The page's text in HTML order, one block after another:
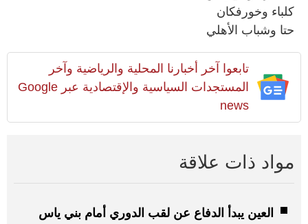
كلباء وخورفكان
حتا وشباب الأهلي
تابعوا آخر أخبارنا المحلية والرياضية وآخر
المستجدات السياسية والإقتصادية عبر Google
news
مواد ذات علاقة
العين يبدأ الدفاع عن لقب الدوري أمام بني ياس